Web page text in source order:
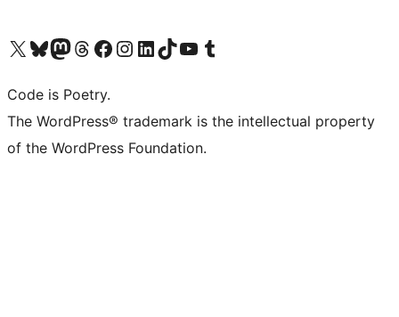
Navštivte náš účet na X (dříve Twitter)
Navštivte náš Bluesky účetNavštivte náš účet Mastodon
Navštivte náš Threads účetNavštivte naši stránku na Facebooku
Navštivte náš Instagram účetNavštivte náš LinkedIn účetNavštivte náš TikTok účetNavštivte náš YouTube kanálNavštivte náš Tumblr účet
Code is Poetry.
The WordPress® trademark is the intellectual property
of the WordPress Foundation.